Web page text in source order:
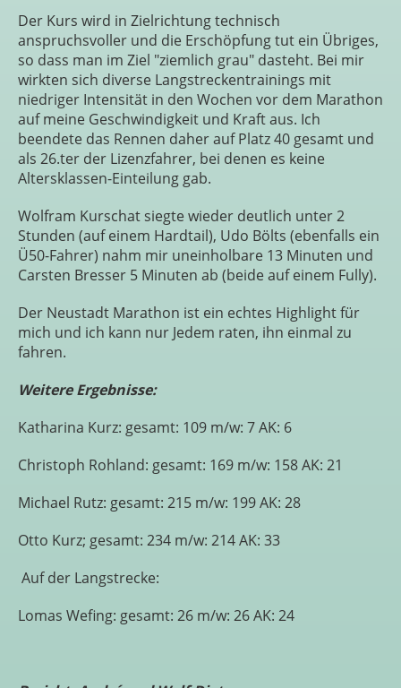
Der Kurs wird in Zielrichtung technisch
anspruchsvoller und die Erschöpfung tut ein Übriges,
so dass man im Ziel "ziemlich grau" dasteht. Bei mir
wirkten sich diverse Langstreckentrainings mit
niedriger Intensität in den Wochen vor dem Marathon
auf meine Geschwindigkeit und Kraft aus. Ich
beendete das Rennen daher auf Platz 40 gesamt und
als 26.ter der Lizenzfahrer, bei denen es keine
Altersklassen-Einteilung gab.
Wolfram Kurschat siegte wieder deutlich unter 2
Stunden (auf einem Hardtail), Udo Bölts (ebenfalls ein
Ü50-Fahrer) nahm mir uneinholbare 13 Minuten und
Carsten Bresser 5 Minuten ab (beide auf einem Fully).
Der Neustadt Marathon ist ein echtes Highlight für
mich und ich kann nur Jedem raten, ihn einmal zu
fahren.
Weitere Ergebnisse:
Katharina Kurz: gesamt: 109 m/w: 7 AK: 6
Christoph Rohland: gesamt: 169 m/w: 158 AK: 21
Michael Rutz: gesamt: 215 m/w: 199 AK: 28
Otto Kurz; gesamt: 234 m/w: 214 AK: 33
Auf der Langstrecke:
Lomas Wefing: gesamt: 26 m/w: 26 AK: 24